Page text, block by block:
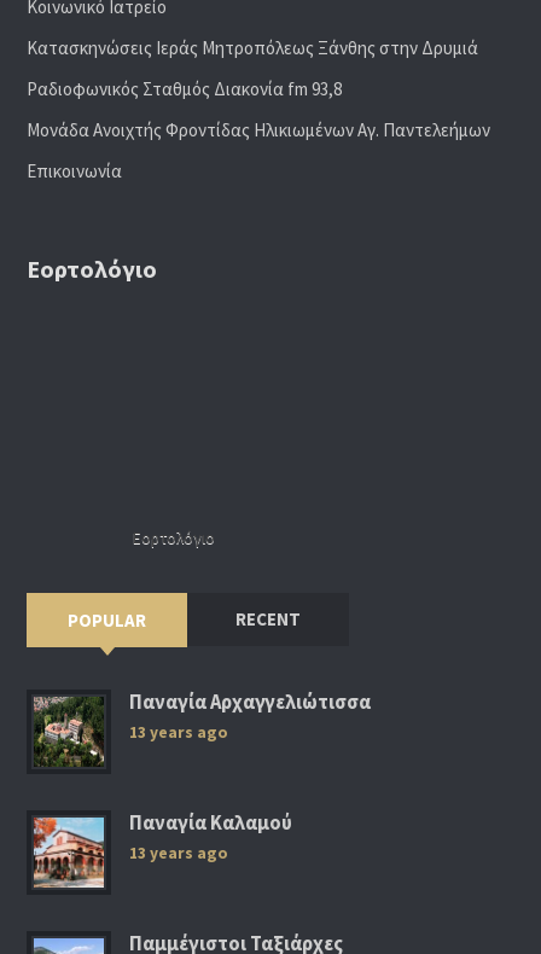
Κοινωνικό Ιατρείο
Κατασκηνώσεις Ιεράς Μητροπόλεως Ξάνθης στην Δρυμιά
Ραδιoφωνικός Σταθμός Διακονία fm 93,8
Μονάδα Ανοιχτής Φροντίδας Ηλικιωμένων Αγ. Παντελεήμων
Επικοινωνία
Εορτολόγιο
Εορτολόγιο
POPULAR RECENT
Παναγία Αρχαγγελιώτισσα
13 years ago
Παναγία Καλαμού
13 years ago
Παμμέγιστοι Ταξιάρχες